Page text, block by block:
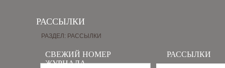
РАССЫЛКИ
СВЕЖИЙ НОМЕР
ЖУРНАЛА
РАЗДЕЛ: РАССЫЛКИ
РАССЫЛКИ